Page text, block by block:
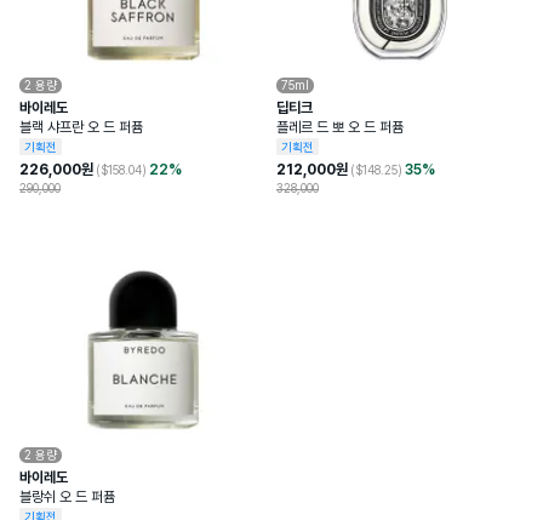
2 용량
바이레도
블랙 샤프란 오 드 퍼퓸
기획전
226,000원 ($158.04) 22%
290,000
75ml
딥티크
플레르 드 뽀 오 드 퍼퓸
기획전
212,000원 ($148.25) 35%
328,000
2 용량
바이레도
블랑쉬 오 드 퍼퓸
기획전